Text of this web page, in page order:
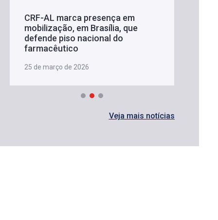
CRF-AL marca presença em
mobilização, em Brasília, que
defende piso nacional do
farmacêutico
25 de março de 2026
Veja mais notícias